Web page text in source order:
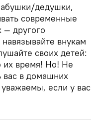
дедушки,
современные
— другого
внукам
своих детей:
их время! Но! Не
вас в домашних
если у вас